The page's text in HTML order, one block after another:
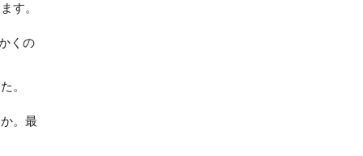
す。
くの
。
。最